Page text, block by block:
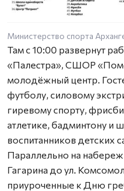
Министерство спорта
Там с 10:00 развернут
«Палестра», СШОР
молодёжный центр.
футболу, силовому
гиревому спорту,
атлетике, бадминтону и
воспитанников детских
Параллельно на
Гагарина до ул.
приуроченные к Дню